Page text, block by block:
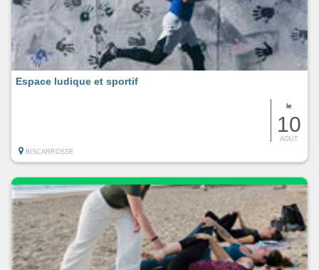
le
10
AOUT
Espace ludique et sportif
BISCARROSSE